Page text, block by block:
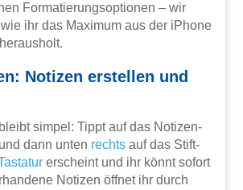
Formatierungsoptionen – wir
ihr das Maximum aus der iPhone
Notizen erstellen und
simpel: Tippt auf das Notizen-
dann unten rechts auf das Stift-
erscheint und ihr könnt sofort
Notizen öffnet ihr durch